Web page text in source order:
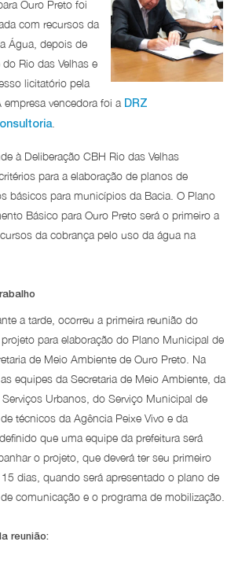
Ouro Preto foi
com recursos da
Água, depois de
Rio das Velhas e
licitatório pela
empresa vencedora foi a DRZ
.
à Deliberação CBH Rio das Velhas
para a elaboração de planos de
básicos para municípios da Bacia. O Plano
Básico para Ouro Preto será o primeiro a
da cobrança pelo uso da água na
a tarde, ocorreu a primeira reunião do
para elaboração do Plano Municipal de
de Meio Ambiente de Ouro Preto. Na
equipes da Secretaria de Meio Ambiente, da
Serviços Urbanos, do Serviço Municipal de
técnicos da Agência Peixe Vivo e da
que uma equipe da prefeitura será
o projeto, que deverá ter seu primeiro
dias, quando será apresentado o plano de
comunicação e o programa de mobilização.
reunião: